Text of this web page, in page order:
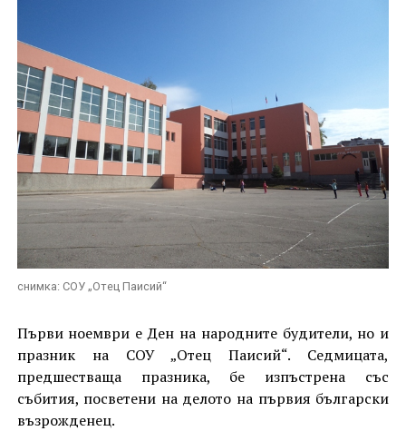
снимка: СОУ „Отец Паисий“
Първи ноември е Ден на народните будители, но и
празник на СОУ „Отец Паисий“. Седмицата,
предшестваща празника, бе изпъстрена със
събития, посветени на делото на първия български
възрожденец.